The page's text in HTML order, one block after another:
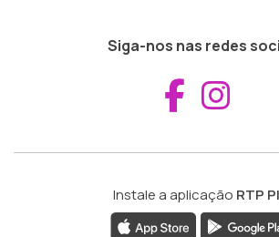
Siga-nos nas redes
Instale a aplicação RTP